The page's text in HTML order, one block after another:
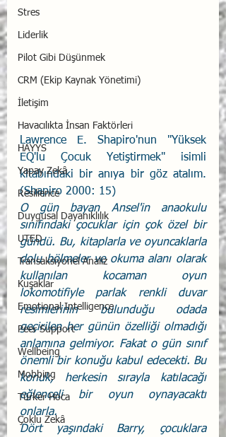
Stres
Liderlik
Pilot Gibi Düşünmek
CRM (Ekip Kaynak Yönetimi)
İletişim
Havacılıkta İnsan Faktörleri
HAYYS
Yapay Zekâ
Resilience
Duygusal Dayanıklılık
UTED
Transaksiyonel Analiz
Kuşaklar
Emotional Intelligence
Peer Support
Wellbeing
Mobbing
Türker Hoca
Çoklu Zekâ
Lawrence E. Shapiro'nun "Yüksek
EQ'lu Çocuk Yetiştirmek" isimli
kitabındaki bir anıya bir göz atalım.
(Shapiro 2000: 15)
O gün bayan Ansel'in anaokulu
sınıfındaki çocuklar için çok özel bir
gündü. Bu, kitaplarla ve oyuncaklarla
dolu bölmeler ve okuma alanı olarak
kullanılan kocaman oyun
lokomotifiyle parlak renkli duvar
resimlerinin bulunduğu odada
geçirilen her günün özelliği olmadığı
anlamına gelmiyor. Fakat o gün sınıf
önemli bir konuğu kabul edecekti. Bu
konuk, herkesin sırayla katılacağı
eğlenceli bir oyun oynayacaktı
onlarla.
Dört yaşındaki Barry, çocuklara